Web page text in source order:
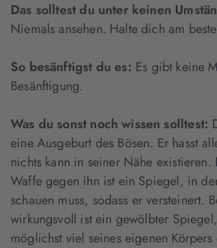
Das solltest du unter keinen
Niemals ansehen. Halte dich am
So besänftigst du es: Es gibt keine
Besänftigung.
Was du sonst noch wissen solltest:
eine Ausgeburt des Bösen. Er hasst
nichts kann in seiner Nähe
Waffe gegen ihn ist ein Spiegel, in
schauen muss, sodass er versteinert.
wirkungsvoll ist ein gewölbter
möglichst viel seines eigenen